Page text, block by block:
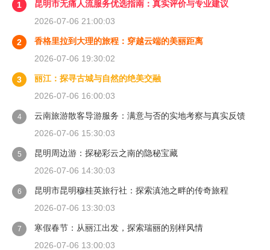
1
昆明市无痛人流服务优选指南：真实评价与专业建议
2026-07-06 21:00:03
2
香格里拉到大理的旅程：穿越云端的美丽距离
2026-07-06 19:30:02
3
丽江：探寻古城与自然的绝美交融
2026-07-06 16:00:03
4
云南旅游散客导游服务：满意与否的实地考察与真实反馈
2026-07-06 15:30:03
5
昆明周边游：探秘彩云之南的隐秘宝藏
2026-07-06 14:30:03
6
昆明市昆明穆桂英旅行社：探索滇池之畔的传奇旅程
2026-07-06 13:30:03
7
寒假春节：从丽江出发，探索瑞丽的别样风情
2026-07-06 13:00:03